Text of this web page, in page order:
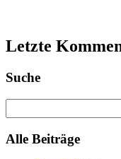
Letzte
Suche
Alle Beiträge